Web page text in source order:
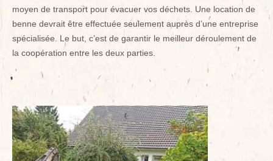
moyen de transport pour évacuer vos déchets. Une location de
benne devrait être effectuée seulement auprès d’une entreprise
spécialisée. Le but, c’est de garantir le meilleur déroulement de
la coopération entre les deux parties.